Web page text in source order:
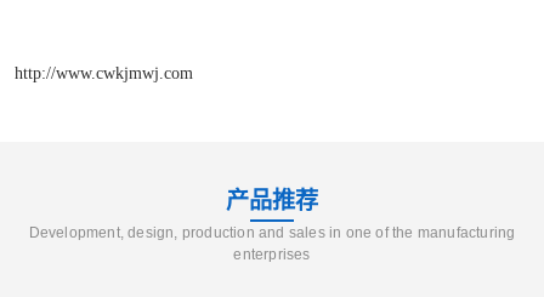
http://www.cwkjmwj.com
产品推荐
Development, design, production and sales in one of the manufacturing
enterprises